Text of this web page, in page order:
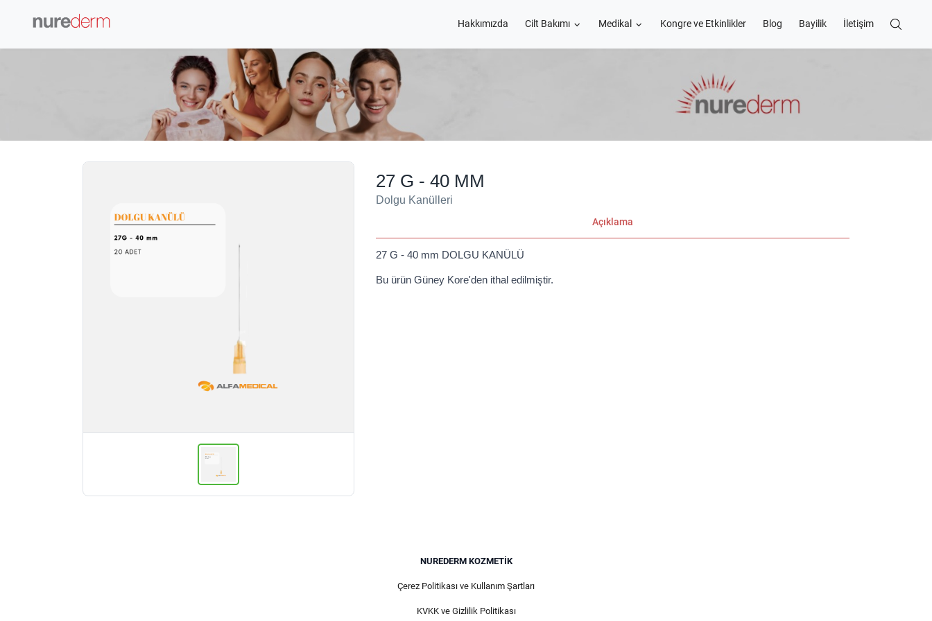
Hakkımızda Cilt Bakımı Medikal Kongre ve Etkinlikler Blog Bayilik İletişim
27 G - 40 MM
Dolgu Kanülleri
Açıklama
27 G - 40 mm DOLGU KANÜLÜ
Bu ürün Güney Kore'den ithal edilmiştir.
NUREDERM KOZMETIK
Çerez Politikası ve Kullanım Şartları
KVKK ve Gizlilik Politikası